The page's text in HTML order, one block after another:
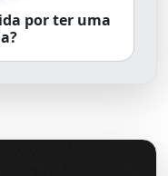
por ter uma